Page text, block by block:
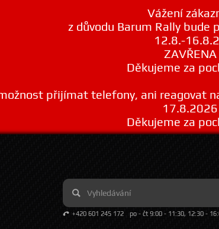
Vážení
z důvodu Barum Rally bude
12.8.-
ZAVŘENA
Děkujeme za
přijímat telefony, ani reagovat
17.8.2026
Děkujeme za
+420 601 245 172 po - čt 9:00 - 11:30, 12:30 -